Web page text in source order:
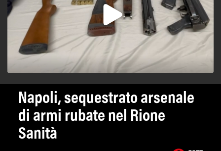
Napoli, sequestrato arsenale
di armi rubate nel Rione
Sanità